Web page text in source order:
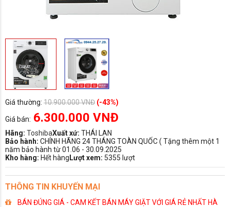
Giá thường: 10.900.000 VNĐ (-43%)
Giá bán: 6.300.000 VNĐ
Hãng: ToshibaXuất xứ: THÁI LAN
Bảo hành: CHÍNH HÃNG 24 THÁNG TOÀN QUỐC ( Tặng thêm một 1
năm bảo hành từ 01.06 - 30.09.2025
Kho hàng: Hết hàngLượt xem: 5355 lượt
THÔNG TIN KHUYẾN MẠI
BÁN ĐÚNG GIÁ - CAM KẾT BÁN MÁY GIẶT VỚI GIÁ RẺ NHẤT HÀ